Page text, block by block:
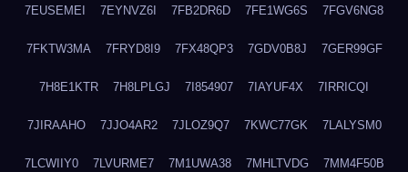
7EUSEMEI 7EYNVZ6I 7FB2DR6D 7FE1WG6S 7FGV6NG8
7FKTW3MA 7FRYD8I9 7FX48QP3 7GDV0B8J 7GER99GF
7H8E1KTR 7H8LPLGJ 7I854907 7IAYUF4X 7IRRICQI
7JIRAAHO 7JJO4AR2 7JLOZ9Q7 7KWC77GK 7LALYSM0
7LCWIIY0 7LVURME7 7M1UWA38 7MHLTVDG 7MM4F50B